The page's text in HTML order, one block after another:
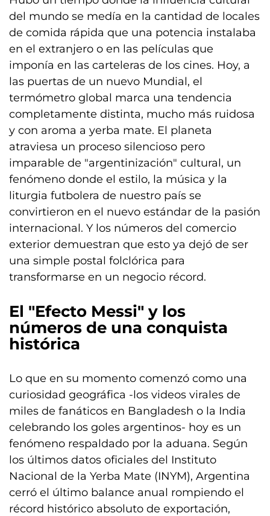
del mundo se medía en la cantidad de locales
de comida rápida que una potencia instalaba
en el extranjero o en las películas que
imponía en las carteleras de los cines. Hoy, a
las puertas de un nuevo Mundial, el
termómetro global marca una tendencia
completamente distinta, mucho más ruidosa
y con aroma a yerba mate. El planeta
atraviesa un proceso silencioso pero
imparable de "argentinización" cultural, un
fenómeno donde el estilo, la música y la
liturgia futbolera de nuestro país se
convirtieron en el nuevo estándar de la pasión
internacional. Y los números del comercio
exterior demuestran que esto ya dejó de ser
una simple postal folclórica para
transformarse en un negocio récord.
El "Efecto Messi" y los
números de una conquista
histórica
Lo que en su momento comenzó como una
curiosidad geográfica -los videos virales de
miles de fanáticos en Bangladesh o la India
celebrando los goles argentinos- hoy es un
fenómeno respaldado por la aduana. Según
los últimos datos oficiales del Instituto
Nacional de la Yerba Mate (INYM), Argentina
cerró el último balance anual rompiendo el
récord histórico absoluto de exportación,